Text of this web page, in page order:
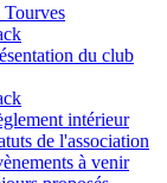
du club
intérieur
de l'association
à venir